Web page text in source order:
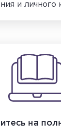
и личного
на